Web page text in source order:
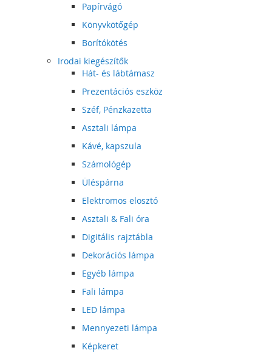
Papírvágó
Könyvkötőgép
Borítókötés
Irodai kiegészítők
Hát- és lábtámasz
Prezentációs eszköz
Széf, Pénzkazetta
Asztali lámpa
Kávé, kapszula
Számológép
Üléspárna
Elektromos elosztó
Asztali & Fali óra
Digitális rajztábla
Dekorációs lámpa
Egyéb lámpa
Fali lámpa
LED lámpa
Mennyezeti lámpa
Képkeret